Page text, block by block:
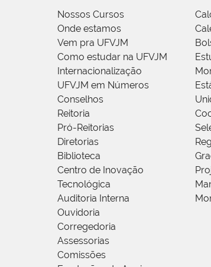
Nossos Cursos
Onde estamos
Vem pra UFVJM
Como estudar na UFVJM
Internacionalização
UFVJM em Números
Conselhos
Reitoria
Pró-Reitorias
Diretorias
Biblioteca
Centro de Inovação
Tecnológica
Auditoria Interna
Ouvidoria
Corregedoria
Assessorias
Comissões